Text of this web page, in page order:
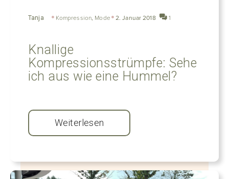
Tanja Kompression, Mode 2. Januar 2018 1
Knallige
Kompressionsstrümpfe: Sehe
ich aus wie eine Hummel?
Weiterlesen